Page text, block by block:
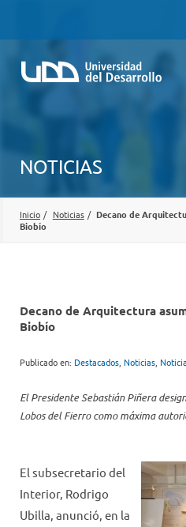
NOTICIAS
Inicio / Noticias / Decano de
Biobío
Decano de Arquitectura
Biobío
Publicado en: Destacados Noticias
El Presidente Sebastián Piñera
Lobos del Fierro como máxima
El subsecretario del
Interior, Rodrigo
Ubilla, anunció, en la